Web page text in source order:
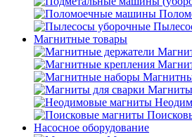
Магнитные товары
Магниты
Насосное оборудование